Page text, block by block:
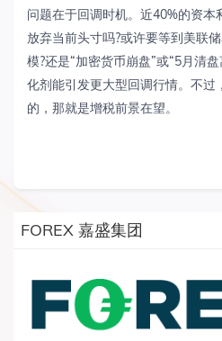
问题在于回调时机。近40%的资
放弃当前头寸吗?或许要等到美联
模?还是“加密货币崩盘”或“5月清
化剂能引发更大型回调行情。不过
的，那就是增税前景在望。
FOREX 嘉盛集团